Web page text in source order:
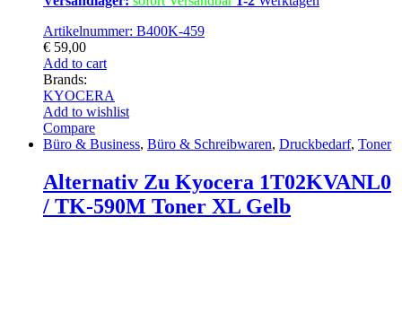
Artikelnummer: B400K-459
€ 59,00
Add to cart
Brands:
KYOCERA
Add to wishlist
Compare
Büro & Business, Büro & Schreibwaren, Druckbedarf, Toner
Alternativ Zu Kyocera 1T02KVANL0
/ TK-590M Toner XL Gelb